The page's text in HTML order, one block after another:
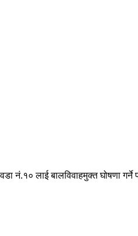
नं.१० लाई बालविवाहमुक्त घोषणा गर्ने